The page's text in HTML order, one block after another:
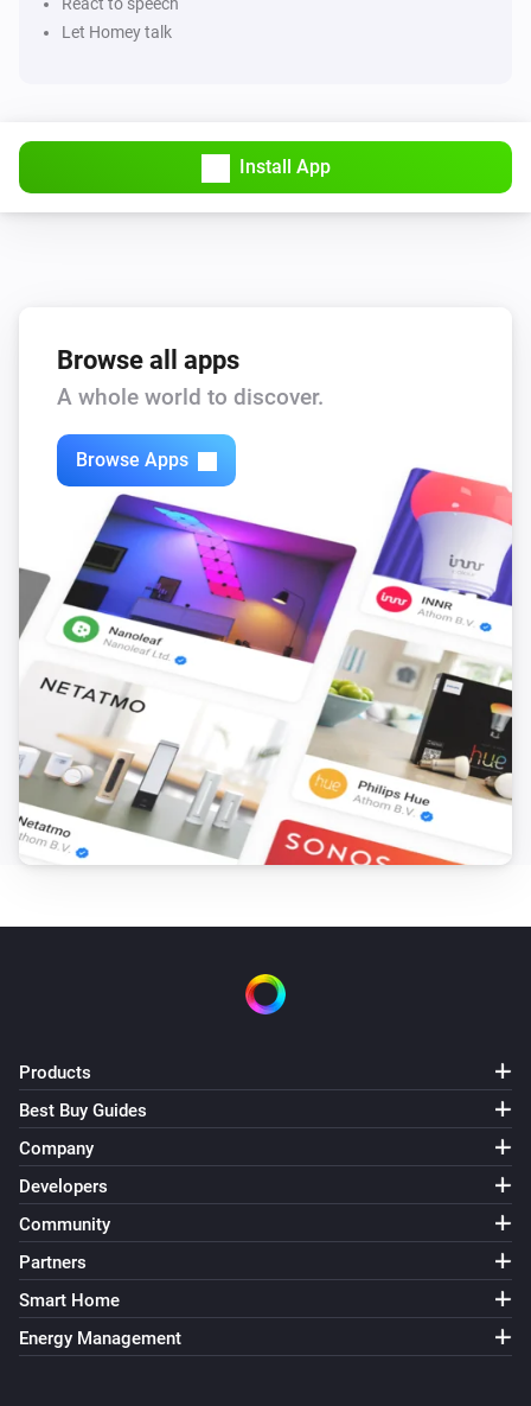
Let Homey talk
Install App
Browse all apps
A whole world to discover.
Browse Apps
Products
Best Buy Guides
Company
Developers
Community
Partners
Smart Home
Energy Management